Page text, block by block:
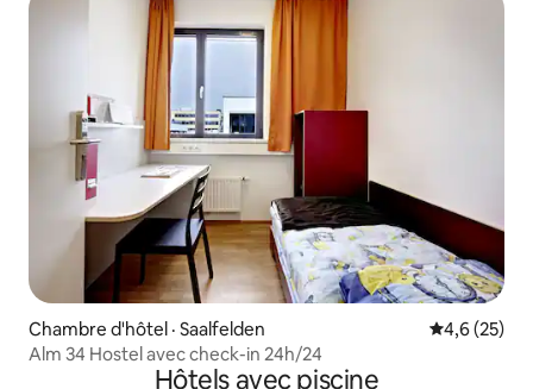
Chambre d'hôtel · Saalfelden Note
4,6 (25)
Alm 34 Hostel avec check-in 24h/24
Hôtels avec piscine